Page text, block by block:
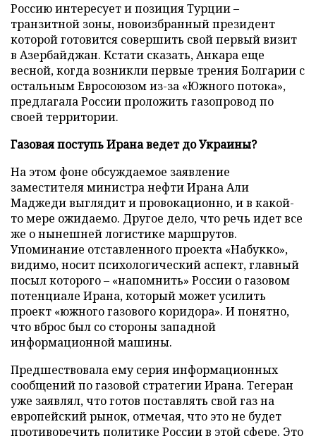
Россию интересует и позиция Турции –
транзитной зоны, новоизбранный президент
которой готовится совершить свой первый визит
в Азербайджан. Кстати сказать, Анкара еще
весной, когда возникли первые трения Болгарии с
остальным Евросоюзом из-за «Южного потока»,
предлагала России проложить газопровод по
своей территории.
Газовая поступь Ирана ведет до Украины?
На этом фоне обсуждаемое заявление
заместителя министра нефти Ирана Али
Маджеди выглядит и провокационно, и в какой-
то мере ожидаемо. Другое дело, что речь идет все
же о нынешней логистике маршрутов.
Упоминание отставленного проекта «Набукко»,
видимо, носит психологический аспект, главный
посыл которого – «напомнить» России о газовом
потенциале Ирана, который может усилить
проект «южного газового коридора». И понятно,
что вброс был со стороны западной
информационной машины.
Предшествовала ему серия информационных
сообщений по газовой стратегии Ирана. Тегеран
уже заявлял, что готов поставлять свой газ на
европейский рынок, отмечая, что это не будет
противоречить политике России в этой сфере. Это